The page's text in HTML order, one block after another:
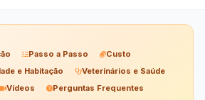
Passo a Passo
Custo
e Habitação
Veterinários e Saúde
Vídeos
Perguntas Frequentes